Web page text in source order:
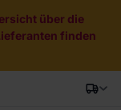
über die
finden